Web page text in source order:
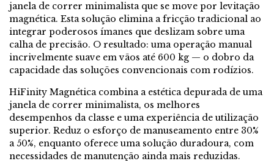
janela de correr minimalista que se move por levitação
magnética. Esta solução elimina a fricção tradicional ao
integrar poderosos ímanes que deslizam sobre uma
calha de precisão. O resultado: uma operação manual
incrivelmente suave em vãos até 600 kg — o dobro da
capacidade das soluções convencionais com rodízios.
HiFinity Magnética combina a estética depurada de uma
janela de correr minimalista, os melhores
desempenhos da classe e uma experiência de utilização
superior. Reduz o esforço de manuseamento entre 30%
a 50%, enquanto oferece uma solução duradoura, com
necessidades de manutenção ainda mais reduzidas.